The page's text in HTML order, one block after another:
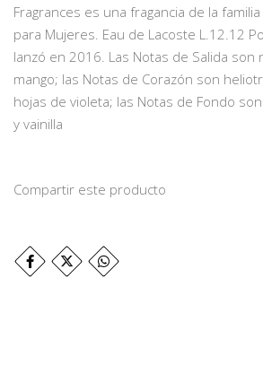
Fragrances es una fragancia de la
para Mujeres. Eau de Lacoste L.12.12
lanzó en 2016. Las Notas de Salida son
mango; las Notas de Corazón son
hojas de violeta; las Notas de Fondo
y vainilla
Compartir este producto